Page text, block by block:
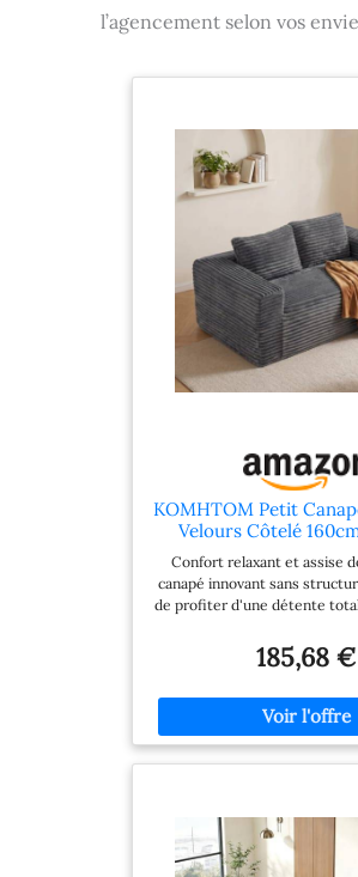
l’agencement selon vos
KOMHTOM Petit
Velours Côtelé
Places
Confort relaxant et assise
canapé innovant sans
de profiter d'une détente
contours du corps, offrant
confortable et agréable. Le
excellent rebond et une
exceptionnelle. C'est le
remplie Revêtement de
côtelé : Ce canapé est
côtelé doux et respirant.
coussins assortis et de
offre non seulement un
185,68 €